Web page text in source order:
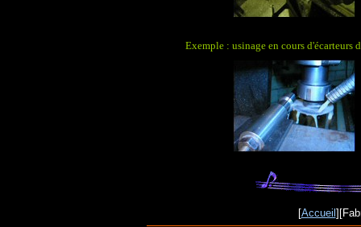
Exemple : usinage en cours d'écarteurs
[Accueil